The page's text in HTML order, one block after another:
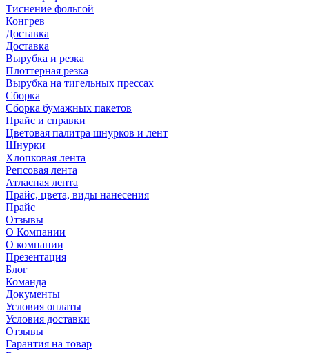
Тиснение фольгой
Конгрев
Доставка
Доставка
Вырубка и резка
Плоттерная резка
Вырубка на тигельных прессах
Сборка
Сборка бумажных пакетов
Прайс и справки
Цветовая палитра шнурков и лент
Шнурки
Хлопковая лента
Репсовая лента
Атласная лента
Прайс, цвета, виды нанесения
Прайс
Отзывы
О Компании
О компании
Презентация
Блог
Команда
Документы
Условия оплаты
Условия доставки
Отзывы
Гарантия на товар